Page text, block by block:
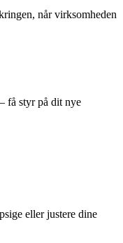
når virksomheden
få styr på dit nye
eller justere dine